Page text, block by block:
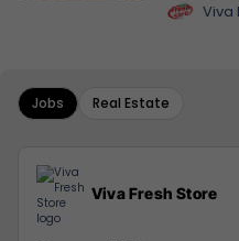
Viva
Jobs Real Estate
Viva Fresh Store